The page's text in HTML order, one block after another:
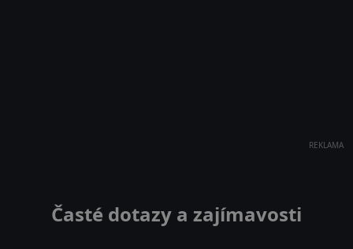
REKLAMA
Časté dotazy a zajímavosti